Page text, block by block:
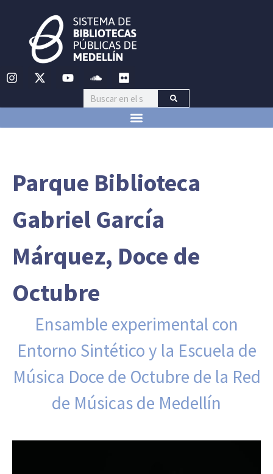
Parque Biblioteca
Gabriel García
Márquez, Doce de
Octubre
Ensamble experimental con
Entorno Sintético y la Escuela de
Música Doce de Octubre de la Red
de Músicas de Medellín